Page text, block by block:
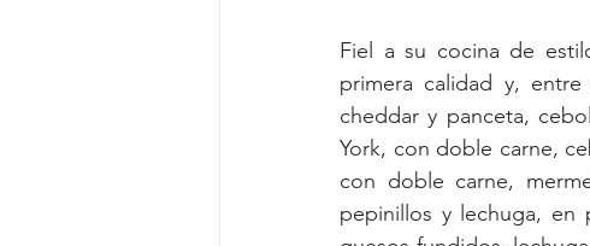
Fiel a su cocina de
primera calidad y,
cheddar y panceta,
York, con doble carne,
con doble carne,
pepinillos y lechuga,